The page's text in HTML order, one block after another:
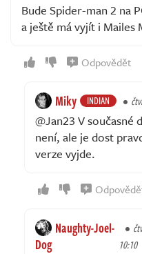
Bude Spider-man 2 na
a ještě má vyjít i Mailes
Odpovědět
Miky INDIAN
@Jan23 V současné
není, ale je dost
verze vyjde.
Naughty-Joel-
Dog
10:10